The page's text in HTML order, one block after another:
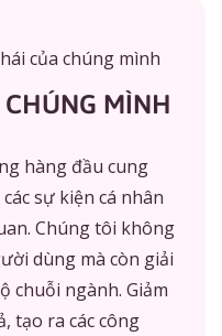
của chúng mình
MÌNH
hàng đầu cung
sự kiện cá nhân
Chúng tôi không
dùng mà còn giải
chuỗi ngành. Giảm
tạo ra các công